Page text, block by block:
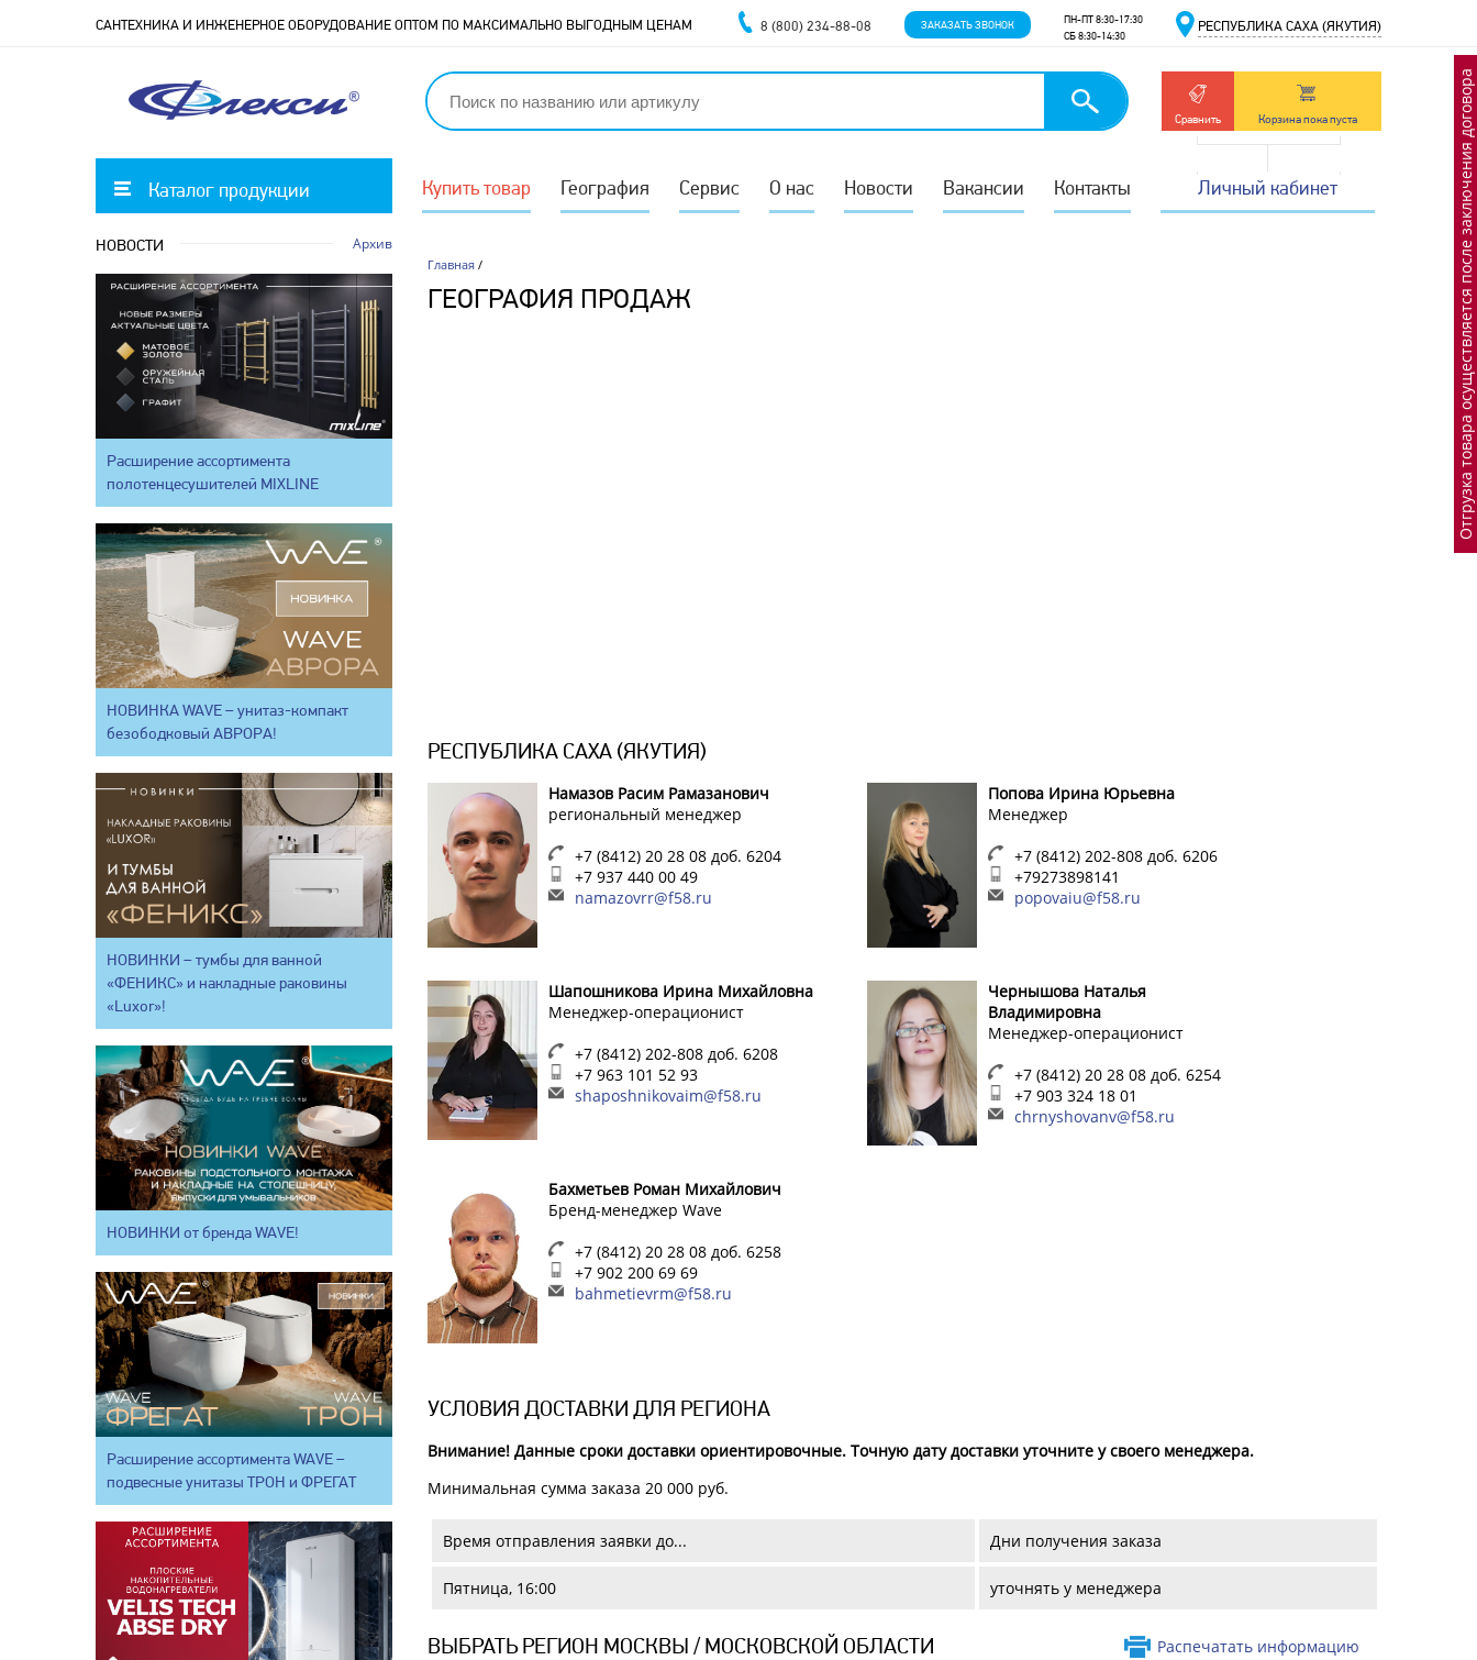
Каталог продукции Купить товар География Сервис О нас Новости Вакансии Контакты Личный кабинет
САНТЕХНИКА И ИНЖЕНЕРНОЕ ОБОРУДОВАНИЕ ОПТОМ ПО МАКСИМАЛЬНО ВЫГОДНЫМ ЦЕНАМ 8 (800) 234-88-08 ЗАКАЗАТЬ ЗВОНОК
ПН-ПТ 8:30-17:30
СБ 8:30-14:30
РЕСПУБЛИКА САХА (ЯКУТИЯ)
Сравнить Корзина пока пуста
Главная /
ГЕОГРАФИЯ ПРОДАЖ
РЕСПУБЛИКА САХА (ЯКУТИЯ)
Намазов Расим Рамазанович
региональный менеджер
+7 (8412) 20 28 08 доб. 6204
+7 937 440 00 49
namazovrr@f58.ru
Попова Ирина Юрьевна
Менеджер
+7 (8412) 202-808 доб. 6206
+79273898141
popovaiu@f58.ru
Шапошникова Ирина Михайловна
Менеджер-операционист
+7 (8412) 202-808 доб. 6208
+7 963 101 52 93
shaposhnikovaim@f58.ru
Чернышова Наталья
Владимировна
Менеджер-операционист
+7 (8412) 20 28 08 доб. 6254
+7 903 324 18 01
chrnyshovanv@f58.ru
Бахметьев Роман Михайлович
Бренд-менеджер Wave
+7 (8412) 20 28 08 доб. 6258
+7 902 200 69 69
bahmetievrm@f58.ru
УСЛОВИЯ ДОСТАВКИ ДЛЯ РЕГИОНА
Внимание! Данные сроки доставки ориентировочные. Точную дату доставки уточните у своего менеджера.
Минимальная сумма заказа 20 000 руб.
Время отправления заявки до... Дни получения заказа
Пятница, 16:00 уточнять у менеджера
Распечатать информацию
ВЫБРАТЬ РЕГИОН МОСКВЫ / МОСКОВСКОЙ ОБЛАСТИ
НОВОСТИ Архив
Расширение ассортимента
полотенцесушителей MIXLINE
НОВИНКА WAVE – унитаз-компакт
безободковый АВРОРА!
НОВИНКИ – тумбы для ванной
«ФЕНИКС» и накладные раковины
«Luxor»!
НОВИНКИ от бренда WAVE!
Расширение ассортимента WAVE –
подвесные унитазы ТРОН и ФРЕГАТ
Отгрузка товара осуществляется после заключения договора